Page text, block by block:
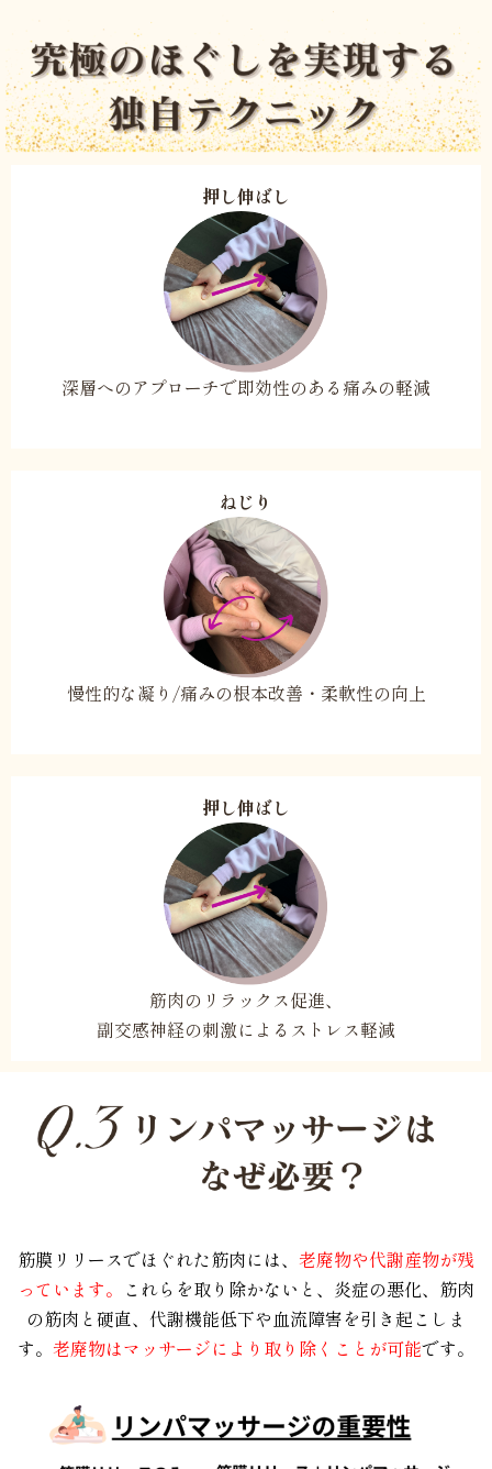
押し伸ばし
深層へのアプローチで即効性のある痛みの軽減
ねじり
慢性的な凝り/痛みの根本改善・柔軟性の向上
押し伸ばし
筋肉のリラックス促進、
副交感神経の刺激によるストレス軽減
筋膜リリースでほぐれた筋肉には、 老廃物や代謝産物が残
っています。 これらを取り除かないと、炎症の悪化、筋肉
の筋肉と硬直、代謝機能低下や血流障害を引き起こしま
す。 老廃物はマッサージにより取り除くことが可能です。